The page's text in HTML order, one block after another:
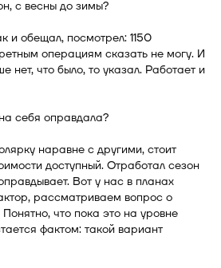
с весны до зимы?
и обещал, посмотрел: 1150
операциям сказать не могу. И
нет, что было, то указал. Работает и
себя оправдала?
наравне с другими, стоит
доступный. Отработал сезон
Вот у нас в планах
рассматриваем вопрос о
что пока это на уровне
фактом: такой вариант